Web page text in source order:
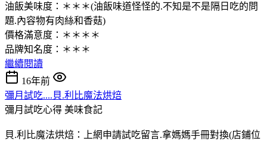
油飯美味度：＊＊＊(油飯味道怪怪的.不知是不是隔日吃的問
題.內容物有肉絲和香菇)
價格滿意度：＊＊＊＊
品牌知名度：＊＊＊
繼續閱讀
16年前
彌月試吃....貝.利比魔法烘焙
彌月試吃心得 美味食記
貝.利比魔法烘焙：上網申請試吃留言.拿媽媽手冊對換(店鋪位